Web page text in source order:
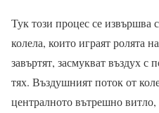
Тук този процес се извършва
колела, които играят ролята
завъртят, засмукват въздух
тях. Въздушният поток от
централното вътрешно витло,